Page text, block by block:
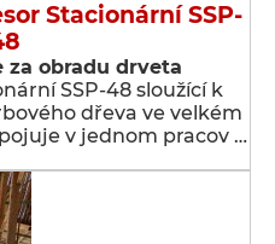
Stacionární SSP-
za obradu drveta
SSP-48 sloužící k
dřeva ve velkém
v jednom pracov …